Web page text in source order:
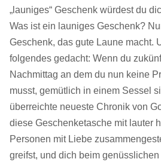
„launiges“ Geschenk würdest du
Was ist ein launiges Geschenk?
Geschenk, das gute Laune macht.
folgendes gedacht: Wenn du
Nachmittag an dem du nun keine
musst, gemütlich in einem Sessel
überreichte neueste Chronik von
diese Geschenketasche mit lauter
Personen mit Liebe
greifst, und dich beim